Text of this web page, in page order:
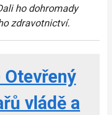
ho dohromady
zdravotnictví.
Otevřený
vládě a